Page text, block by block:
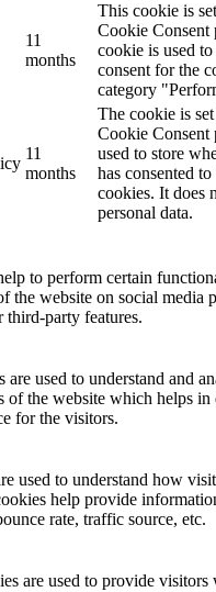
11
months
This cookie is
Cookie Consent
cookie is used to
consent for the
category
11
months
The cookie is
Cookie Consent
used to store
has consented
cookies. It does
personal data.
to perform certain
the website on social media
third-party features.
are used to understand and
of the website which helps in
for the visitors.
used to understand how
help provide
rate, traffic source, etc.
are used to provide visitors